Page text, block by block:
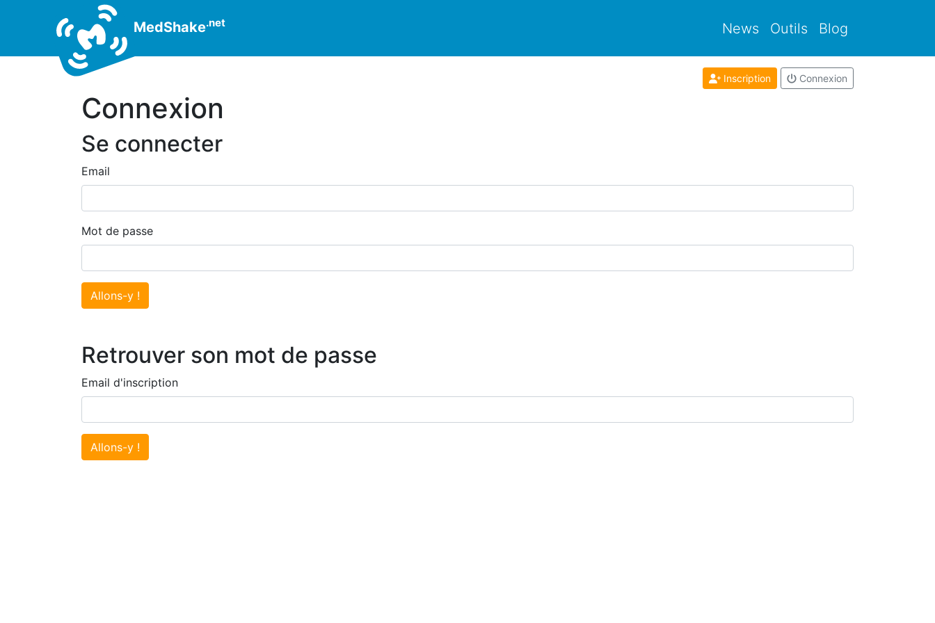
MedShake.net News Outils Blog
Inscription Connexion
Connexion
Se connecter
Email
Mot de passe
Allons-y !
Retrouver son mot de passe
Email d'inscription
Allons-y !